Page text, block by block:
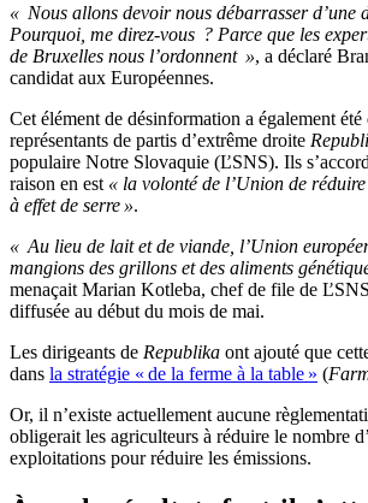
« Nous allons devoir nous débarrasser d’une
Pourquoi, me direz-vous ? Parce que les
de Bruxelles nous l’ordonnent », a déclaré
candidat aux Européennes.
Cet élément de désinformation a également
représentants de partis d’extrême droite
populaire Notre Slovaquie (ĽSNS). Ils
raison en est « la volonté de l’Union de
à effet de serre ».
« Au lieu de lait et de viande, l’Union
mangions des grillons et des aliments
menaçait Marian Kotleba, chef de file de
diffusée au début du mois de mai.
Les dirigeants de Republika ont ajouté que
dans la stratégie « de la ferme à la table » (
Or, il n’existe actuellement aucune
obligerait les agriculteurs à réduire le nombre
exploitations pour réduire les émissions.